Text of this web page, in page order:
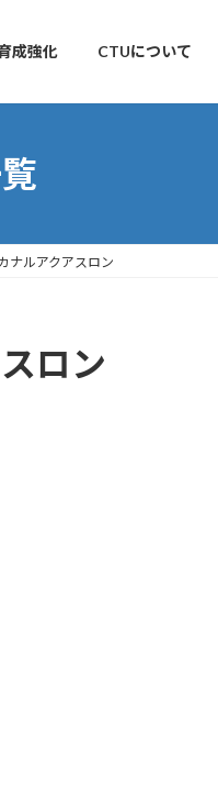
成強化 CTUについて
ナルアクアスロン
スロン